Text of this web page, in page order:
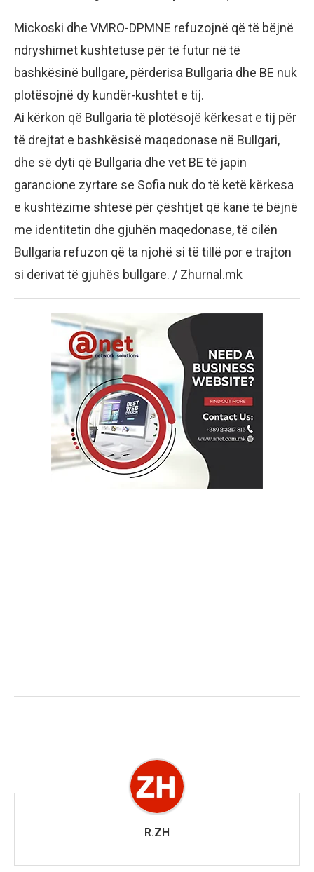
Mickoski dhe VMRO-DPMNE refuzojnë që të bëjnë
ndryshimet kushtetuse për të futur në të
bashkësinë bullgare, përderisa Bullgaria dhe BE nuk
plotësojnë dy kundër-kushtet e tij.
Ai kërkon që Bullgaria të plotësojë kërkesat e tij për
të drejtat e bashkësisë maqedonase në Bullgari,
dhe së dyti që Bullgaria dhe vet BE të japin
garancione zyrtare se Sofia nuk do të ketë kërkesa
e kushtëzime shtesë për çështjet që kanë të bëjnë
me identitetin dhe gjuhën maqedonase, të cilën
Bullgaria refuzon që ta njohë si të tillë por e trajton
si derivat të gjuhës bullgare. / Zhurnal.mk
R.ZH